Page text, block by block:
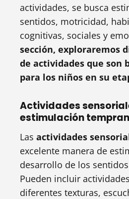
actividades, se busca
sentidos, motricidad,
cognitivas, sociales y
sección, exploraremos
de actividades que son
para los niños en su
Actividades
estimulación
Las actividades
excelente manera de
desarrollo de los
Pueden incluir
diferentes texturas,